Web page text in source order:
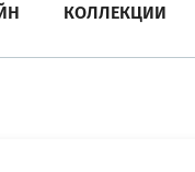
КОЛЛЕКЦИИ